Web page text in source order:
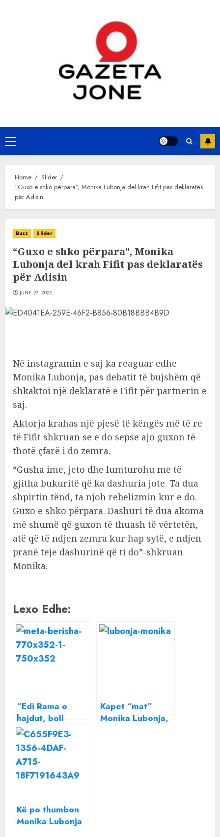
Primary
Menu
Home
Slider
“Guxo e shko përpara”, Monika Lubonja del krah Fifit pas deklaratës
për Adisin
Buzz Slider
“Guxo e shko përpara”, Monika
Lubonja del krah Fifit pas deklaratës
për Adisin
JUNE 27, 2022
Në instagramin e saj ka reaguar edhe
Monika Lubonja, pas debatit të bujshëm që
shkaktoi një deklaratë e Fifit për partnerin e
saj.
Aktorja krahas një pjesë të këngës më të re
të Fifit shkruan se e do sepse ajo guxon të
thotë çfarë i do zemra.
“Gusha ime, jeto dhe lumturohu me të
gjitha bukuritë që ka dashuria jote. Ta dua
shpirtin tënd, ta njoh rebelizmin kur e do.
Guxo e shko përpara. Dashuri të dua akoma
më shumë që guxon të thuash të vërtetën,
atë që të ndjen zemra kur hap sytë, e ndjen
pranë teje dashurinë që ti do”-shkruan
Monika.
Lexo Edhe:
“Edi Rama o
hajdut, boll
vodhe, shko në
burg!”, nis
protesta, Berisha
dhe Meta krah
njëri-tjetrit
Kapet “mat”
Monika Lubonja,
Kë po thumbon
Monika Lubonja